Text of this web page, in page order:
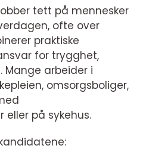
tett på mennesker
ofte over
praktiske
for trygghet,
Mange arbeider i
omsorgsboliger,
eller på sykehus.